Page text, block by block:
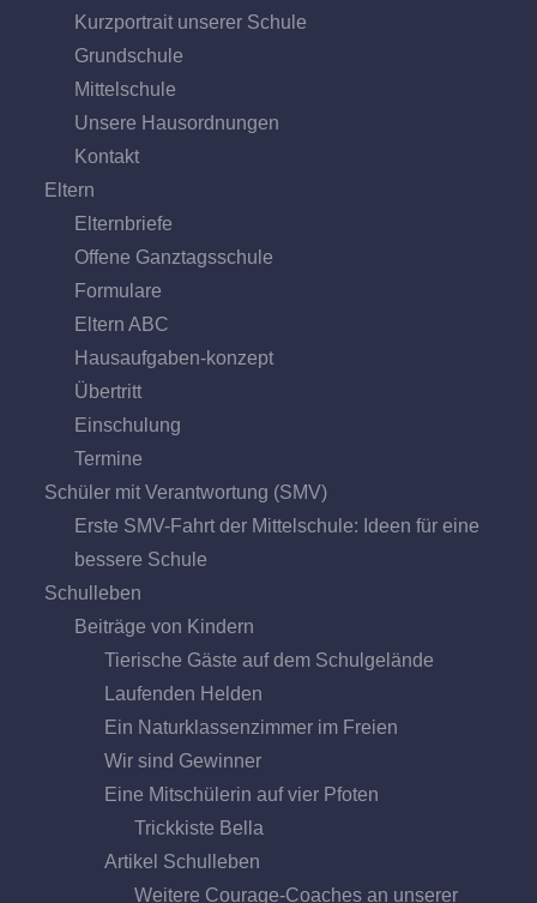
Kurzportrait unserer Schule
Grund­schule
Mittel­schule
Unsere Hausordnungen
Kontakt
Eltern
Elternbriefe
Offene Ganz­tags­schule
Formulare
Eltern ABC
Hausaufgaben-konzept
Übertritt
Einschulung
Termine
Schüler mit Verantwortung (SMV)
Erste SMV-Fahrt der Mittelschule: Ideen für eine
bessere Schule
Schulleben
Beiträge von Kindern
Tierische Gäste auf dem Schulgelände
Laufenden Helden
Ein Naturklassenzimmer im Freien
Wir sind Gewinner
Eine Mitschülerin auf vier Pfoten
Trickkiste Bella
Artikel Schulleben
Weitere Courage-Coaches an unserer